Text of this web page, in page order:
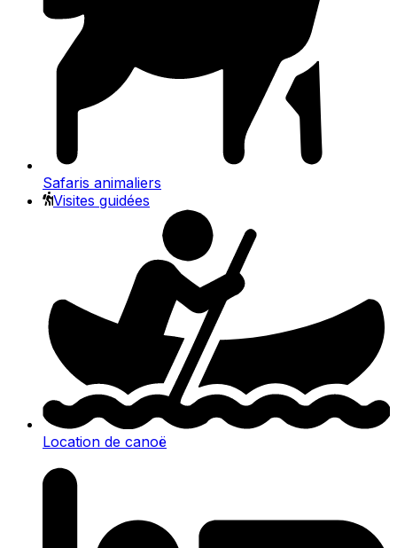
Safaris animaliers
Visites guidées
Location de canoë